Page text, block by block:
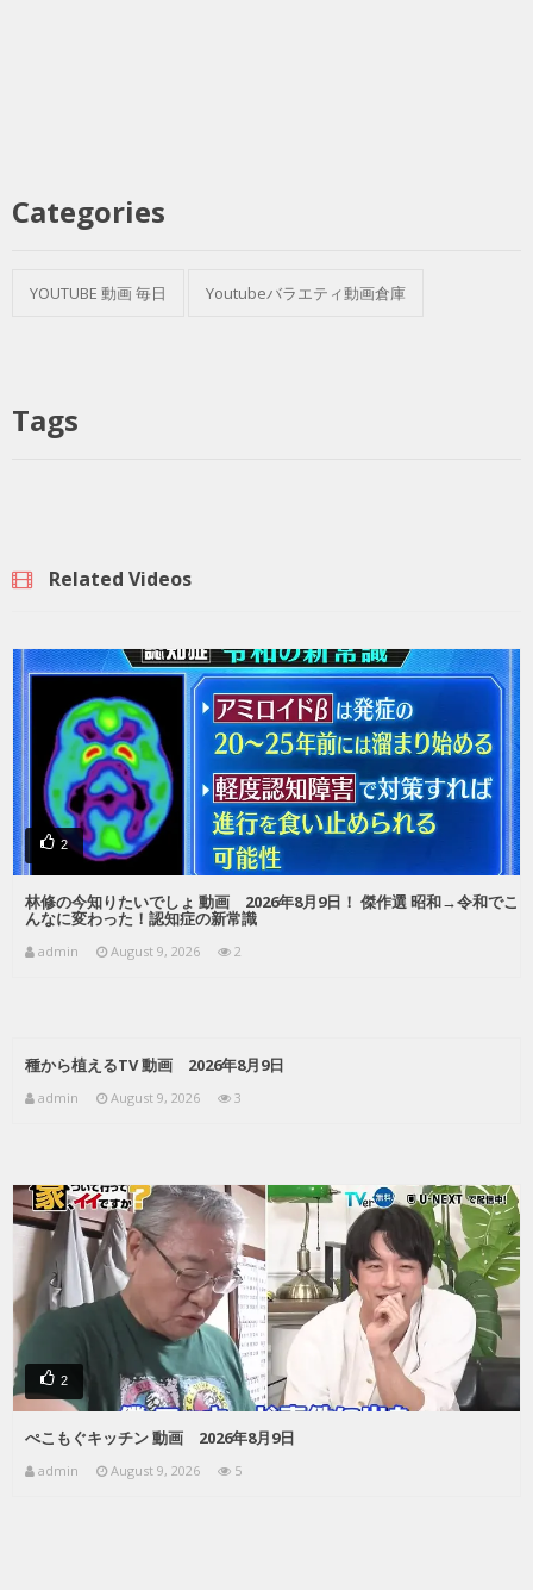
Categories
YOUTUBE 動画 毎日 Youtubeバラエティ動画倉庫
Tags
Related Videos
2
林修の今知りたいでしょ 動画 2026年8月9日！ 傑作選 昭和→令和でこ
んなに変わった！認知症の新常識
admin August 9, 2026 2
種から植えるTV 動画 2026年8月9日
admin August 9, 2026 3
2
ぺこもぐキッチン 動画 2026年8月9日
admin August 9, 2026 5